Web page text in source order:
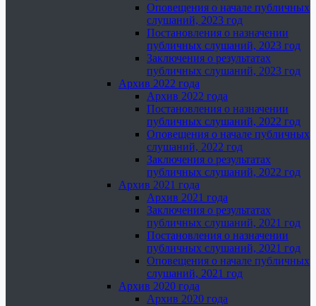
Оповещения о начале публичных
слушаний, 2023 год
Постановления о назначении
публичных слушаний, 2023 год
Заключения о результатах
публичных слушаний, 2023 год
Архив 2022 года
Архив 2022 года
Постановления о назначении
публичных слушаний, 2022 год
Оповещения о начале публичных
слушаний, 2022 год
Заключения о результатах
публичных слушаний, 2022 год
Архив 2021 года
Архив 2021 года
Заключения о результатах
публичных слушаний, 2021 год
Постановления о назначении
публичных слушаний, 2021 год
Оповещения о начале публичных
слушаний, 2021 год
Архив 2020 года
Архив 2020 года